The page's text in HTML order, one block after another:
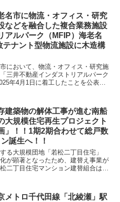
名市に物流・オフィス・研究
などを融合した複合業務施設
アルパーク（MFIP）海老名
ナント型物流施設に木造構
において、物流・オフィス・研究施
三井不動産インダストリアルパーク
年4月1日に着工したことを公表し
建築物の解体工事が進む南船
大規模住宅再生プロジェクト
」！！1期2期合わせて総戸数
誕生へ！！
る大規模団地「若松二丁目住宅」
が顕著となったため、建替え事業が
二丁目住宅マンション建替組合は、
メトロ千代田線「北綾瀬」駅